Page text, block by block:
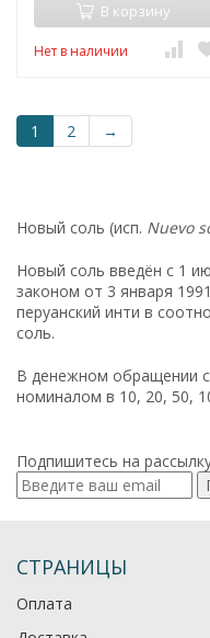
В корзину
Нет в наличии
1 2 →
Новый соль (исп. Nuevo
Новый соль введён с 1
законом от 3 января
перуанский инти в
соль.
В денежном обращении
номиналом в 10, 20, 50,
Подпишитесь на
СТРАНИЦЫ
Оплата